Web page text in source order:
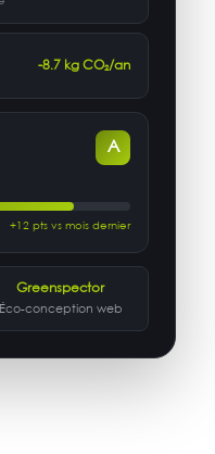
-8.7 kg CO₂/an
A
+12 pts vs mois dernier
Greenspector
Éco-conception web